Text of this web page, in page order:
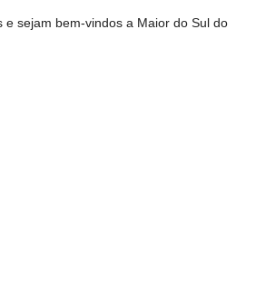
e sejam bem-vindos a Maior do Sul do